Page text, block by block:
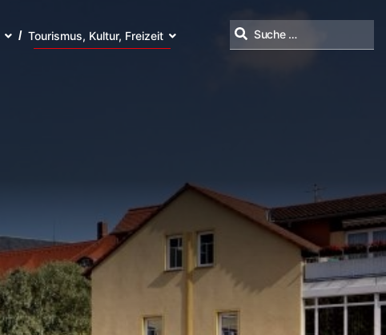
Tourismus, Kultur, Freizeit